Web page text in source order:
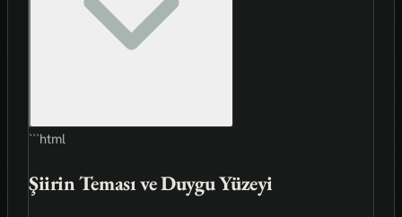
```html
Şiirin Teması ve Duygu Yüzeyi